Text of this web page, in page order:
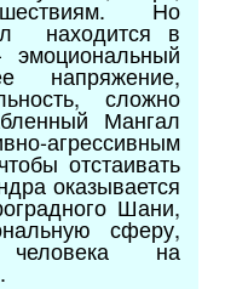
Но
находится в
напряжение,
сложно
Мангал
агрессивным
отстаивать
оказывается
Шани,
сферу,
на